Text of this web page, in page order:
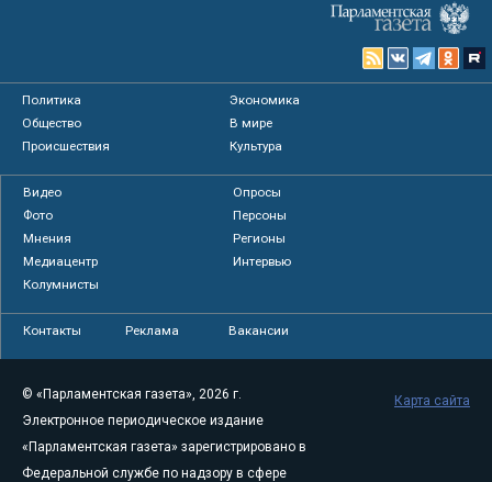
Политика
Экономика
Общество
В мире
Происшествия
Культура
Видео
Опросы
Фото
Персоны
Мнения
Регионы
Медиацентр
Интервью
Колумнисты
Контакты Реклама Вакансии
© «Парламентская газета», 2026 г.
Электронное периодическое издание
«Парламентская газета» зарегистрировано в
Федеральной службе по надзору в сфере
Карта сайта